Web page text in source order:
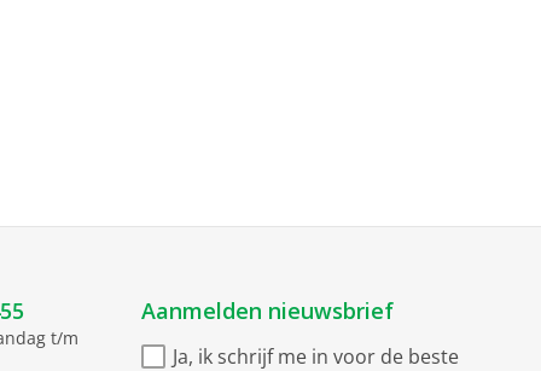
t/m
Aanmelden nieuwsbrief
Ja, ik schrijf me in voor de beste